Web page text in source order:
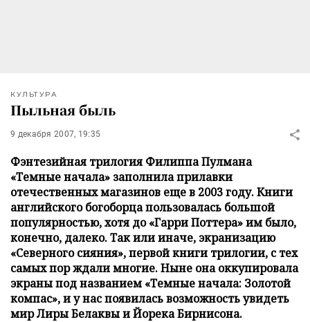
КУЛЬТУРА
Пыльная быль
9 декабря 2007, 19:35
Фэнтезийная трилогия Филиппа Пулмана
«Темные начала» заполнила прилавки
отечественных магазинов еще в 2003 году. Книги
английского богоборца пользовалась большой
популярностью, хотя до «Гарри Поттера» им было,
конечно, далеко. Так или иначе, экранизацию
«Северного сияния», первой книги трилогии, с тех
самых пор ждали многие. Ныне она оккупировала
экраны под названием «Темные начала: Золотой
компас», и у нас появилась возможность увидеть
мир Лиры Белаквы и Йорека Бирнисона.